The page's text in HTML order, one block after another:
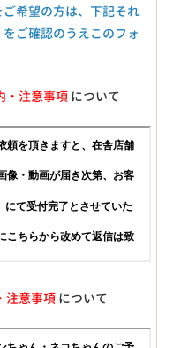
希望の方は、下記それ
ご確認のうえこのフォ
・注意事項 について
注意事項 について